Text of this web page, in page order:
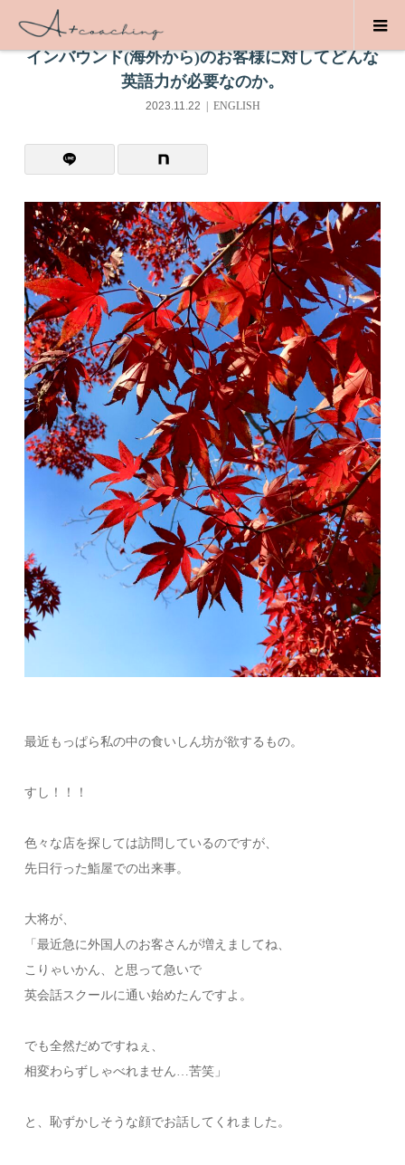
インバウンド(海外から)のお客様に対してどんな
英語力が必要なのか。
2023.11.22 ENGLISH
最近もっぱら私の中の食いしん坊が欲するもの。
すし！！！
色々な店を探しては訪問しているのですが、
先日行った鮨屋での出来事。
大将が、
「最近急に外国人のお客さんが増えましてね、
こりゃいかん、と思って急いで
英会話スクールに通い始めたんですよ。
でも全然だめですねぇ、
相変わらずしゃべれません…苦笑」
と、恥ずかしそうな顔でお話してくれました。